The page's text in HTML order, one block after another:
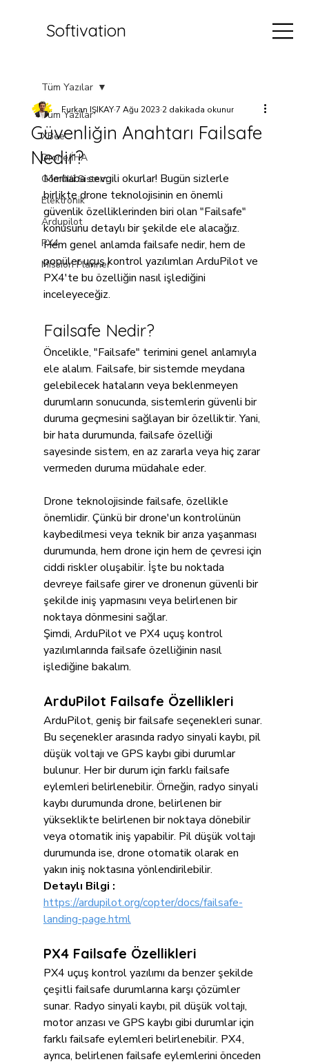
Softivation
Tüm Yazılar
XBee
Drone/İHA
Gömülü Sistem
Elektronik
Ardupilot
PX4
Mission Planner
Tüm Yazılar
Güvenliğin Anahtarı Failsafe
Nedir?
Furkan IŞIKAY 7 Ağu 2023 2 dakikada okunur
Merhaba sevgili okurlar! Bugün sizlerle
birlikte drone teknolojisinin en önemli
güvenlik özelliklerinden biri olan "Failsafe"
konusunu detaylı bir şekilde ele alacağız.
Hem genel anlamda failsafe nedir, hem de
popüler uçuş kontrol yazılımları ArduPilot ve
PX4'te bu özelliğin nasıl işlediğini
inceleyeceğiz.
Failsafe Nedir?
Öncelikle, "Failsafe" terimini genel anlamıyla
ele alalım. Failsafe, bir sistemde meydana
gelebilecek hataların veya beklenmeyen
durumların sonucunda, sistemlerin güvenli bir
duruma geçmesini sağlayan bir özelliktir. Yani,
bir hata durumunda, failsafe özelliği
sayesinde sistem, en az zararla veya hiç zarar
vermeden duruma müdahale eder.
Drone teknolojisinde failsafe, özellikle
önemlidir. Çünkü bir drone'un kontrolünün
kaybedilmesi veya teknik bir arıza yaşanması
durumunda, hem drone için hem de çevresi için
ciddi riskler oluşabilir. İşte bu noktada
devreye failsafe girer ve dronenun güvenli bir
şekilde iniş yapmasını veya belirlenen bir
noktaya dönmesini sağlar.
Şimdi, ArduPilot ve PX4 uçuş kontrol
yazılımlarında failsafe özelliğinin nasıl
işlediğine bakalım.
ArduPilot Failsafe Özellikleri
ArduPilot, geniş bir failsafe seçenekleri sunar.
Bu seçenekler arasında radyo sinyali kaybı, pil
düşük voltajı ve GPS kaybı gibi durumlar
bulunur. Her bir durum için farklı failsafe
eylemleri belirlenebilir. Örneğin, radyo sinyali
kaybı durumunda drone, belirlenen bir
yükseklikte belirlenen bir noktaya dönebilir
veya otomatik iniş yapabilir. Pil düşük voltajı
durumunda ise, drone otomatik olarak en
yakın iniş noktasına yönlendirilebilir.
Detaylı Bilgi :
https://ardupilot.org/copter/docs/failsafe-
landing-page.html
PX4 Failsafe Özellikleri
PX4 uçuş kontrol yazılımı da benzer şekilde
çeşitli failsafe durumlarına karşı çözümler
sunar. Radyo sinyali kaybı, pil düşük voltajı,
motor arızası ve GPS kaybı gibi durumlar için
farklı failsafe eylemleri belirlenebilir. PX4,
ayrıca, belirlenen failsafe eylemlerini önceden